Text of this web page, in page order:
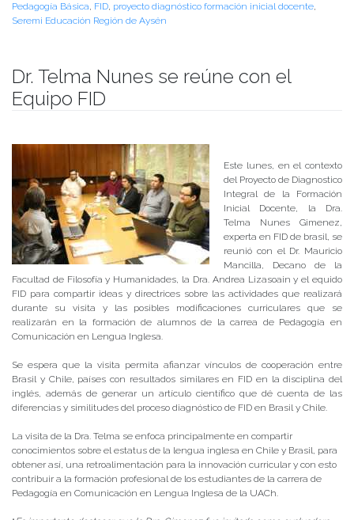
Pedagogía Básica, FID, proyecto diagnóstico formación inicial docente,
Seremi Educación Región de Aysén
Dr. Telma Nunes se reúne con el
Equipo FID
Este lunes, en el contexto
del Proyecto de Diagnostico
Integral de la Formación
Inicial Docente, la Dra.
Telma Nunes Gimenez,
experta en FID de brasil, se
reunió con el Dr. Mauricio
Mancilla, Decano de la
Facultad de Filosofía y Humanidades, la Dra. Andrea Lizasoain y el equido
FID para compartir ideas y directrices sobre las actividades que realizará
durante su visita y las posibles modificaciones curriculares que se
realizarán en la formación de alumnos de la carrea de Pedagogía en
Comunicación en Lengua Inglesa.
Se espera que la visita permita afianzar vínculos de cooperación entre
Brasil y Chile, países con resultados similares en FID en la disciplina del
inglés, además de generar un artículo científico que dé cuenta de las
diferencias y similitudes del proceso diagnóstico de FID en Brasil y Chile.
La visita de la Dra. Telma se enfoca principalmente en compartir
conocimientos sobre el estatus de la lengua inglesa en Chile y Brasil, para
obtener así, una retroalimentación para la innovación curricular y con esto
contribuir a la formación profesional de los estudiantes de la carrera de
Pedagogía en Comunicación en Lengua Inglesa de la UACh.